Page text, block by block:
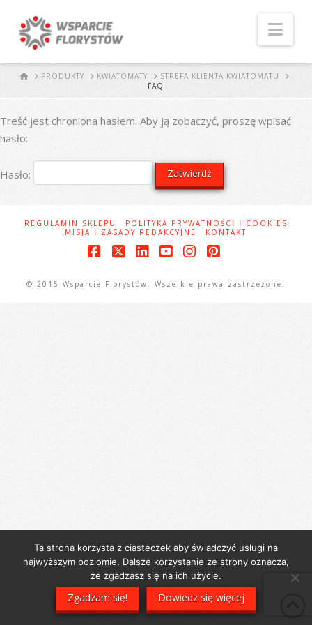
STARTPRODUKTY KWIATOMATY
STREFA KLIENTA KWIATOMATU
FAQ
Treść jest chroniona hasłem. Aby ją zobaczyć, proszę wpisać
hasło:
Hasło:
REGULAMIN SKLEPU
POLITYKA PRYWATNOŚCI I COOKIES
MISJA I ZASADY REDAKCYJNE
KONTAKT
Facebook
X
© 2015 Wsparcie Florystów. Wszelkie prawa zastrzeżone.
Ta strona korzysta z ciasteczek aby świadczyć usługi na
najwyższym poziomie. Dalsze korzystanie ze strony oznacza,
że zgadzasz się na ich użycie.
Zgadzam się! Dowiedz się więcej